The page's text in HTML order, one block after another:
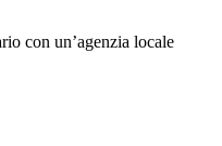
con un’agenzia locale